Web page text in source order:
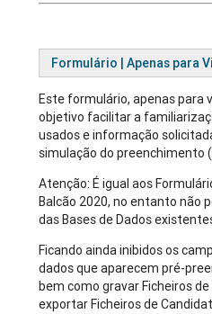
Formulário | Apenas para
Este formulário, apenas para
objetivo facilitar a
usados e informação
simulação do preenchimento
Atenção: É igual aos
Balcão 2020, no entanto não
das Bases de Dados
Ficando ainda inibidos os
dados que aparecem pré-
bem como gravar Ficheiros
exportar Ficheiros de